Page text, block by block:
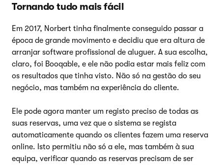
Tornando tudo mais fácil
Em 2017, Norbert tinha finalmente conseguido passar a
época de grande movimento e decidiu que era altura de
arranjar software profissional de aluguer. A sua escolha,
claro, foi Booqable, e ele não podia estar mais feliz com
os resultados que tinha visto. Não só na gestão do seu
negócio, mas também na experiência do cliente.
Ele pode agora manter um registo preciso de todas as
suas reservas, uma vez que o sistema se regista
automaticamente quando os clientes fazem uma reserva
online. Isto permitiu não só a ele, mas também à sua
equipa, verificar quando as reservas precisam de ser